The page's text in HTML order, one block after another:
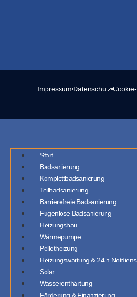
Impressum Datenschutz
Start
Badsanierung
Komplettbadsanierung
Teilbadsanierung
Barrierefreie Badsanierung
Fugenlose Badsanierung
Heizungsbau
Wärmepumpe
Pelletheizung
Heizungswartung & 24 h
Solar
Wasserenthärtung
Förderung & Finanzierung